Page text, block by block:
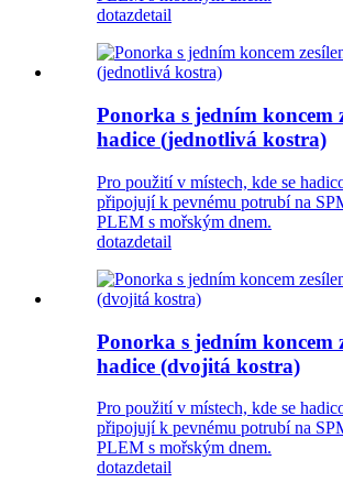
dotazdetail
Ponorka s jedním koncem
hadice (jednotlivá kostra)
Pro použití v místech, kde se
připojují k pevnému potrubí na
PLEM s mořským dnem.
dotazdetail
Ponorka s jedním koncem
hadice (dvojitá kostra)
Pro použití v místech, kde se
připojují k pevnému potrubí na
PLEM s mořským dnem.
dotazdetail